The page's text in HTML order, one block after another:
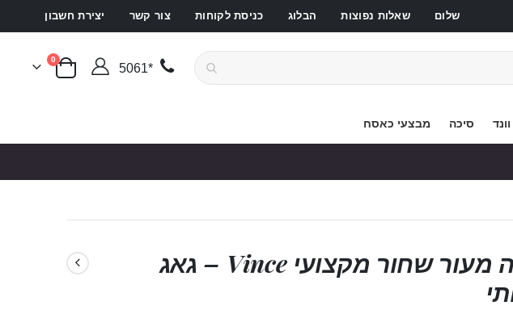
שלום שאלות נפוצות הבלוג כניסת לקוחות צור קשר יצירת חשבון
*5061
סל קניות
0פריטים
סיכה מבצעי כאסח
מחסום פה מעור שחור מקצועי Vince – גאג